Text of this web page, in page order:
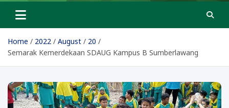
Home 2022 August
20
Semarak Kemerdekaan SDAUG Kampus B Sumberlawang